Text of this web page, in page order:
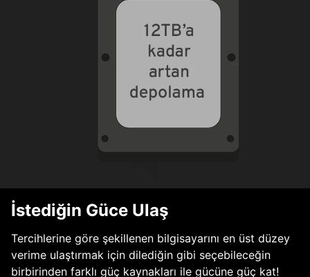
İstediğin Güce Ulaş
Tercihlerine göre şekillenen bilgisayarını en üst düzey
verime ulaştırmak için dilediğin gibi seçebileceğin
birbirinden farklı güç kaynakları ile gücüne güç kat!